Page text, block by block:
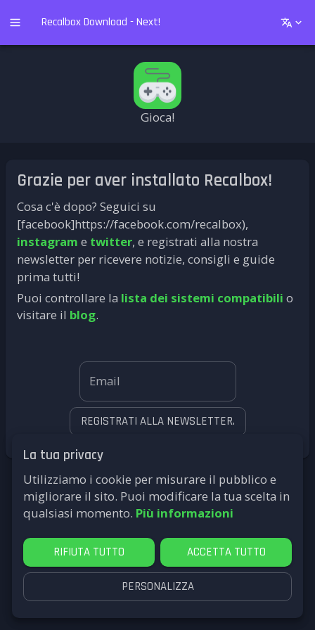
La tua privacy
Utilizziamo i cookie per misurare il pubblico e
migliorare il sito. Puoi modificare la tua scelta in
qualsiasi momento. Più informazioni
RIFIUTA TUTTO ACCETTA TUTTO
PERSONALIZZA
Recalbox Download - Next!
Gioca!
Grazie per aver installato Recalbox!
Cosa c'è dopo? Seguici su
[facebook]https://facebook.com/recalbox),
instagram e twitter, e registrati alla nostra
newsletter per ricevere notizie, consigli e guide
prima tutti!
Puoi controllare la lista dei sistemi compatibili o
visitare il blog.
Email
REGISTRATI ALLA NEWSLETTER.